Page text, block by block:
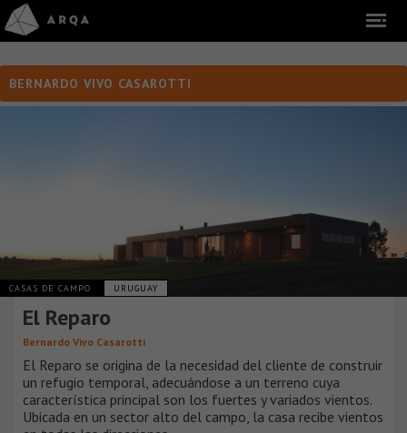
BERNARDO VIVO CASAROTTI
CASAS DE CAMPO URUGUAY
El Reparo
Bernardo Vivo Casarotti
El Reparo se origina de la necesidad del cliente de construir
un refugio temporal, adecuándose a un terreno cuya
característica principal son los fuertes y variados vientos.
Ubicada en un sector alto del campo, la casa recibe vientos